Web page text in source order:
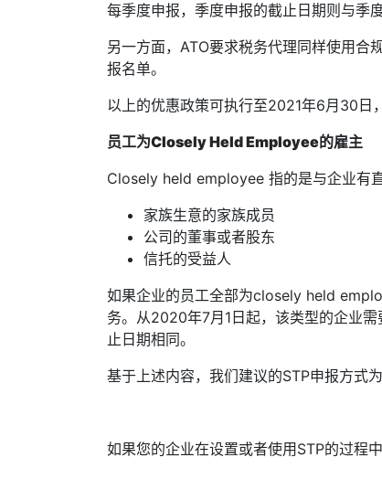
每季度申报，季度申报的截止日期则与季
另一方面，ATO要求税务代理同样使用合
报名单。
以上的优惠政策可执行至2021年6月30日
员工为Closely Held Employee的雇主
Closely held employee 指的是与企业有
家族生意的家族成员
公司的董事或者股东
信托的受益人
如果企业的员工全部为closely held
务。从2020年7月1日起，该类型的企业
止日期相同。
基于上述内容，我们建议的STP申报方式为
如果您的企业在设置或者使用STP的过程